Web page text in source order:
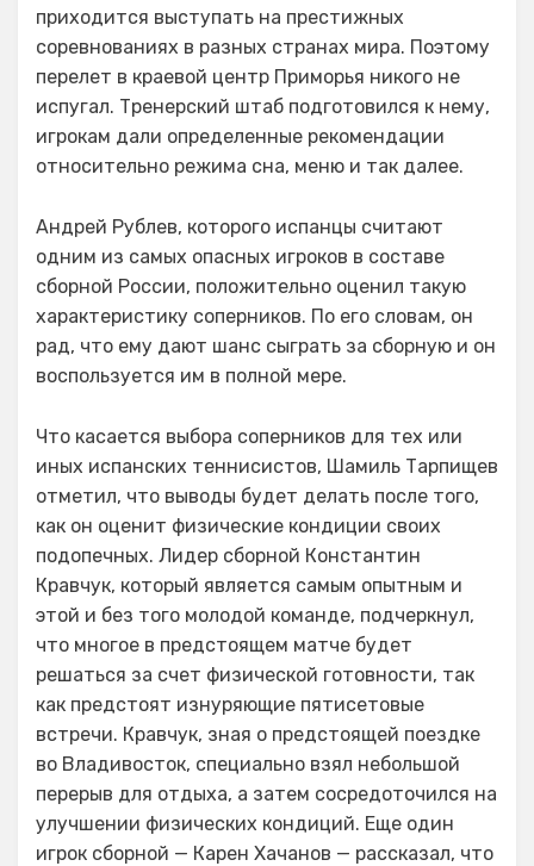
приходится выступать на престижных
соревнованиях в разных странах мира. Поэтому
перелет в краевой центр Приморья никого не
испугал. Тренерский штаб подготовился к нему,
игрокам дали определенные рекомендации
относительно режима сна, меню и так далее.
Андрей Рублев, которого испанцы считают
одним из самых опасных игроков в составе
сборной России, положительно оценил такую
характеристику соперников. По его словам, он
рад, что ему дают шанс сыграть за сборную и он
воспользуется им в полной мере.
Что касается выбора соперников для тех или
иных испанских теннисистов, Шамиль Тарпищев
отметил, что выводы будет делать после того,
как он оценит физические кондиции своих
подопечных. Лидер сборной Константин
Кравчук, который является самым опытным и
этой и без того молодой команде, подчеркнул,
что многое в предстоящем матче будет
решаться за счет физической готовности, так
как предстоят изнуряющие пятисетовые
встречи. Кравчук, зная о предстоящей поездке
во Владивосток, специально взял небольшой
перерыв для отдыха, а затем сосредоточился на
улучшении физических кондиций. Еще один
игрок сборной — Карен Хачанов — рассказал, что